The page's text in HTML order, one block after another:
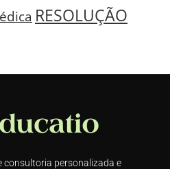
RESOLUÇÃO
consultoria personalizada e